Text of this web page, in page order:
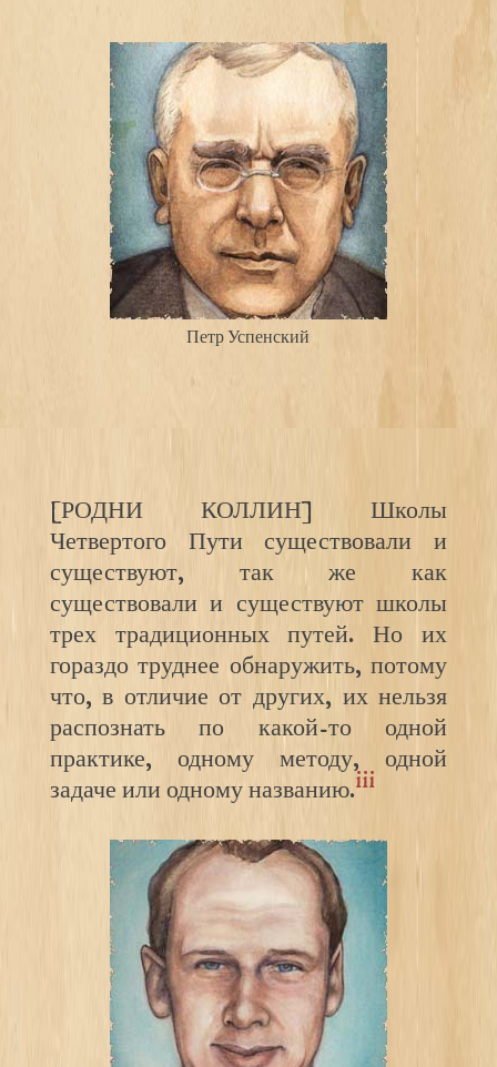
Петр Успенский
[РОДНИ КОЛЛИН] Школы
Четвертого Пути существовали и
существуют, так же как
существовали и существуют школы
трех традиционных путей. Но их
гораздо труднее обнаружить, потому
что, в отличие от других, их нельзя
распознать по какой-то одной
практике, одному методу, одной
задаче или одному названию.iii